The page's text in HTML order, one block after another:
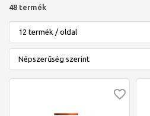
48 termék